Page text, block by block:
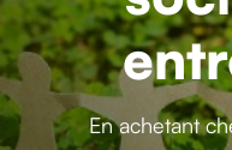
En achetant